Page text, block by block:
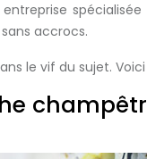
accrocs.
le vif du sujet.